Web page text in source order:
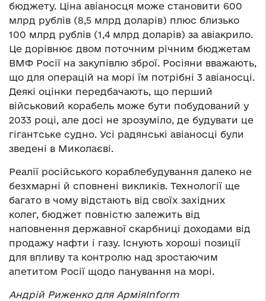
бюджету. Ціна авіаносця може становити 600
млрд рублів (8,5 млрд доларів) плюс близько
100 млрд рублів (1,4 млрд доларів) за авіакрило.
Це дорівнює двом поточним річним бюджетам
ВМФ Росії на закупівлю зброї. Росіяни вважають,
що для операцій на морі їм потрібні 3 авіаносці.
Деякі оцінки передбачають, що перший
військовий корабель може бути побудований у
2033 році, але досі не зрозуміло, де будувати це
гігантське судно. Усі радянські авіаносці були
зведені в Миколаєві.
Реалії російського кораблебудування далеко не
безхмарні й сповнені викликів. Технології ще
багато в чому відстають від своїх західних
колег, бюджет повністю залежить від
наповнення державної скарбниці доходами від
продажу нафти і газу. Існують хороші позиції
для впливу та контролю над зростаючим
апетитом Росії щодо панування на морі.
Андрій Риженко для АрміяInform